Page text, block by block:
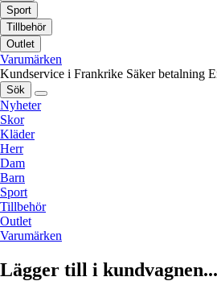
Sport
Tillbehör
Outlet
Varumärken
Kundservice i Frankrike Säker betalning
Sök
Nyheter
Skor
Kläder
Herr
Dam
Barn
Sport
Tillbehör
Outlet
Varumärken
Lägger till i kundvagnen...